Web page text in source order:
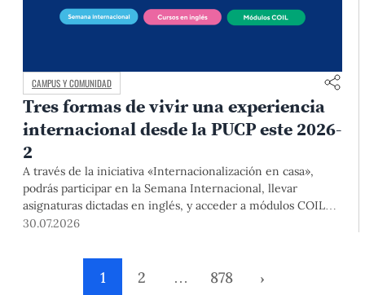
CAMPUS Y COMUNIDAD
Tres formas de vivir una experiencia
internacional desde la PUCP este 2026-
2
A través de la iniciativa «Internacionalización en casa»,
podrás participar en la Semana Internacional, llevar
asignaturas dictadas en inglés, y acceder a módulos COIL
junto con estudiantes y docentes de universidades
mediante el Campus Virtual, durante la Matrícula 2026-2.
30.07.2026
1 2 … 878 ›